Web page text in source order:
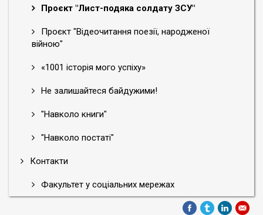
Проєкт "Лист-подяка солдату ЗСУ"
Проєкт "Відеочитання поезії, народженої
війною"
«1001 історія мого успіху»
Не залишайтеся байдужими!
"Навколо книги"
"Навколо постаті"
Контакти
Факультет у соціальних мережах